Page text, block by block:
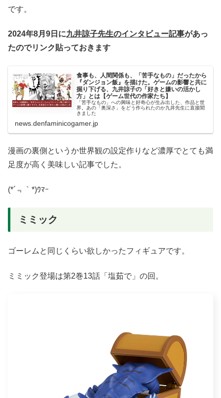
です。
2024年8月9日に九井諒子先生のインタビュー記事があっ
たのでリンク貼っておきます
食事も、人間関係も、「苦手なもの」だったから
『ダンジョン飯』を描けた。ゲームの影響と共に
掘り下げる、九井諒子の「好きと嫌いの活かし
方」とは【ゲーム世代の作家たち】
「苦手なもの」への興味と好奇心が生み出した、作品と世
界。あの「奥深さ」をどう作られたのか九井先生に直接聞
きました
news.denfaminicogamer.jp
漫画の裏側というか世界観の設定作りなど濃厚でとても満
足度が高く美味しい記事でした。
(*´﹃｀*)ｳﾏｰ
ミミック
ゴーレムと同じくらい欲しかったフィギュアです。
ミミック登場は第2巻13話「塩茹で」の回。